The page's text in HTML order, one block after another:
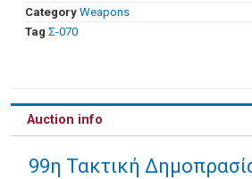
Category Weapons
Tag Σ-070
Auction info
99η Τακτική